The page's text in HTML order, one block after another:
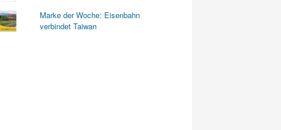
Marke der Woche: Eisenbahn
verbindet Taiwan